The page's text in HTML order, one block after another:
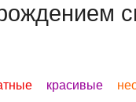
красивые